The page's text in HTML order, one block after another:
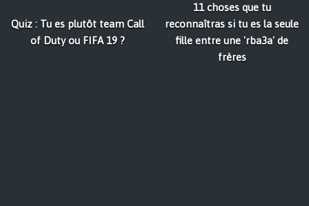
Quiz : Tu es plutôt team Call
of Duty ou FIFA 19 ?
11 choses que tu
reconnaîtras si tu es la seule
fille entre une 'rba3a' de
frères